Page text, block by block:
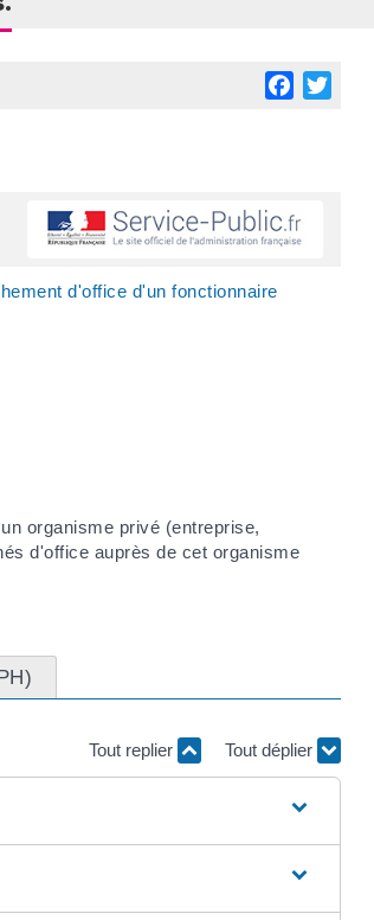
Facebook
d'office d'un fonctionnaire
organisme privé (entreprise,
d'office auprès de cet organisme
Tout replier Tout déplier